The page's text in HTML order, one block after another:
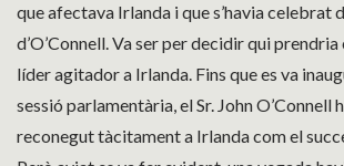
que afectava Irlanda i que s’havia celebrat
d’O’Connell. Va ser per decidir qui
líder agitador a Irlanda. Fins que es va
sessió parlamentària, el Sr. John O’Connell
reconegut tàcitament a Irlanda com el